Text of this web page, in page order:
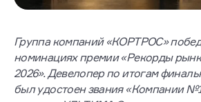
Группа компаний «КОРТРОС»
номинациях премии «Рекорды
2026». Девелопер по итогам
был удостоен звания «Компании